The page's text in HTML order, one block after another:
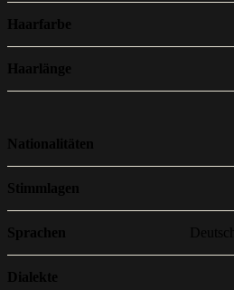
Haarfarbe
Haarlänge
Nationalitäten
Stimmlagen
Sprachen Deutsch
Dialekte